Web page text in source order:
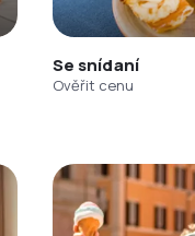
Se snídaní
Ověřit cenu